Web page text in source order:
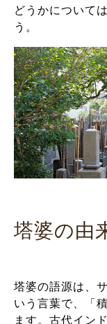
どうかについて
う。
塔婆の由
塔婆の語源は、
いう言葉で、「
ます。古代イン